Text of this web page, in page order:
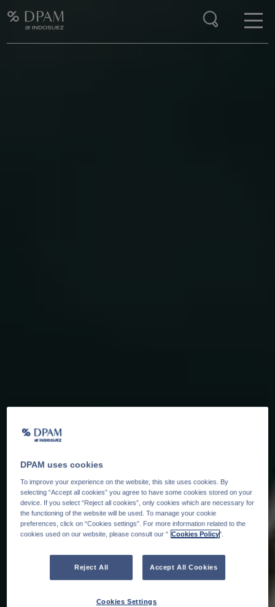
DPAM uses cookies
To improve your experience on the website, this site uses cookies. By
selecting “Accept all cookies” you agree to have some cookies stored on your
device. If you select “Reject all cookies”, only cookies which are necessary for
the functioning of the website will be used. To manage your cookie
preferences, click on “Cookies settings”. For more information related to the
cookies used on our website, please consult our “ Cookies Policy".
Reject All Accept All Cookies
Cookies Settings